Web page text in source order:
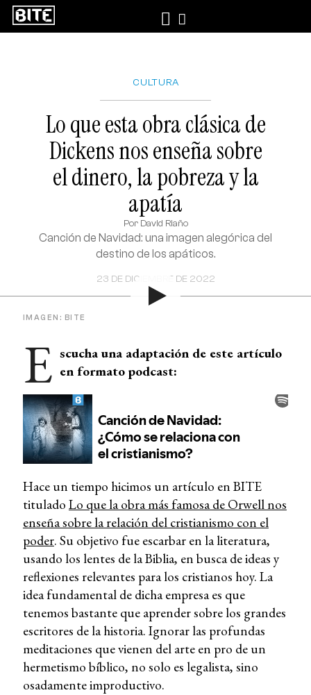
CULTURA
Lo que esta obra clásica de
Dickens nos enseña sobre
el dinero, la pobreza y la
apatía
Por David Riaño
23 DE DICIEMBRE DE 2022
Canción de Navidad: una imagen alegórica del
destino de los apáticos.
IMAGEN: BITE
E scucha una adaptación de este artículo
en formato podcast:
Hace un tiempo hicimos un artículo en BITE
titulado Lo que la obra más famosa de Orwell nos
enseña sobre la relación del cristianismo con el
poder. Su objetivo fue escarbar en la literatura,
usando los lentes de la Biblia, en busca de ideas y
reflexiones relevantes para los cristianos hoy. La
idea fundamental de dicha empresa es que
tenemos bastante que aprender sobre los grandes
escritores de la historia. Ignorar las profundas
meditaciones que vienen del arte en pro de un
hermetismo bíblico, no solo es legalista, sino
osadamente improductivo.